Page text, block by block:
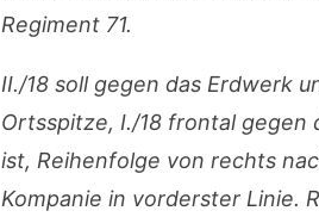
Regiment 71.
II./18 soll gegen das Erdwerk
Ortsspitze, I./18 frontal gegen
ist, Reihenfolge von rechts
Kompanie in vorderster Linie.